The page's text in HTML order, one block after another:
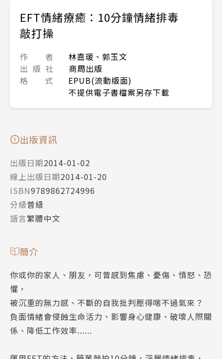
EFT情緒療癒：10分鐘情緒排毒
敲打操
作 者
林嘉瑗、郭玉文
出 版 社
商周出版
格 式
EPUB(流動版面)
不提供電子書檔案另存下載
出版資訊
出版日期2014-01-02
線上出版日期2014-01-20
ISBN9789862724996
分級普級
語言繁體中文
簡介
你或你的家人、朋友，可曾感到焦慮、憂傷、憤怒、恐
懼，
被沉重的無力感、不斷的自我批判壓得喘不過氣來？
負面情緒會侵蝕生命活力、影響身心健康、破壞人際關
係、降低工作效率......